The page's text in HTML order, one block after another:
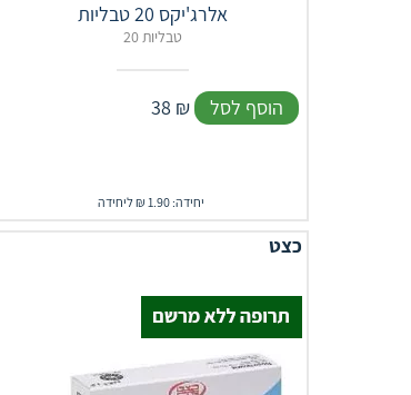
אלרג'יקס 20 טבליות
20 טבליות
38 ₪ הוסף לסל
יחידה: 1.90 ₪ ליחידה
כצט